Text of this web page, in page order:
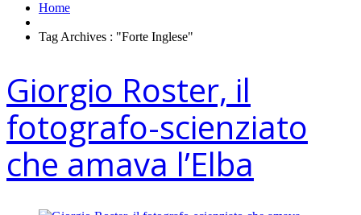
Home
Tag Archives : "Forte Inglese"
Giorgio Roster, il
fotografo-scienziato
che amava l’Elba